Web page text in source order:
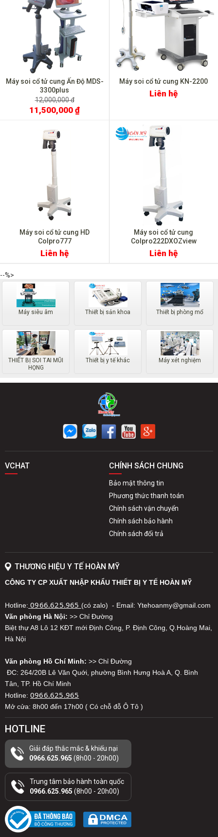
Máy soi cổ tử cung Ấn Độ MDS-
3300plus
12,000,000 đ
11,500,000 ₫
Máy soi cổ tử cung KN-2200
Liên hệ
Máy soi cổ tử cung HD
Colpro777
Liên hệ
Máy soi cổ tử cung
Colpro222DXOZview
Liên hệ
--%>
Máy siêu âm Thiết bị sản khoa Thiết bị phòng mổ
THIẾT BỊ SOI TAI MŨI
HỌNG
Thiết bị y tế khác Máy xét nghiệm
VCHAT CHÍNH SÁCH CHUNG
Bảo mật thông tin
Phương thức thanh toán
Chính sách vận chuyển
Chính sách bảo hành
Chính sách đổi trả
THƯƠNG HIỆU Y TẾ HOÀN MỸ
CÔNG TY CP XUẤT NHẬP KHẨU THIẾT BỊ Y TẾ HOÀN MỸ
Hotline: 0966.625.965 (có zalo) - Email: Ytehoanmy@gmail.com
Văn phòng Hà Nội: >> Chỉ Đường
Biệt thự A8 Lô 12 KĐT mới Định Công, P. Định Công, Q.Hoàng Mai,
Hà Nội
Văn phòng Hồ Chí Minh: >> Chỉ Đường
ĐC: 264/20B Lê Văn Quới, phường Bình Hưng Hoà A, Q. Bình
Tân, TP. Hồ Chí Minh
Hotline: 0966.625.965
Mở cửa: 8h00 đến 17h00 ( Có chỗ đỗ Ô Tô )
HOTLINE
Giải đáp thắc mắc & khiếu nại
0966.625.965 (8h00 - 20h00)
Trung tâm bảo hành toàn quốc
0966.625.965 (8h00 - 20h00)